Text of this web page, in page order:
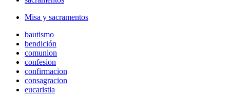
Misa y sacramentos
bautismo
bendición
comunion
confesion
confirmacion
consagracion
eucaristia